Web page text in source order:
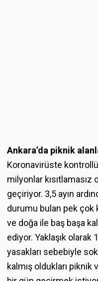
Ankara’da piknik
Koronavirüste
milyonlar
geçiriyor. 3,5 ayın
durumu bulan pek çok
ve doğa ile baş başa
ediyor. Yaklaşık olarak
yasakları sebebiyle
kalmış oldukları piknik